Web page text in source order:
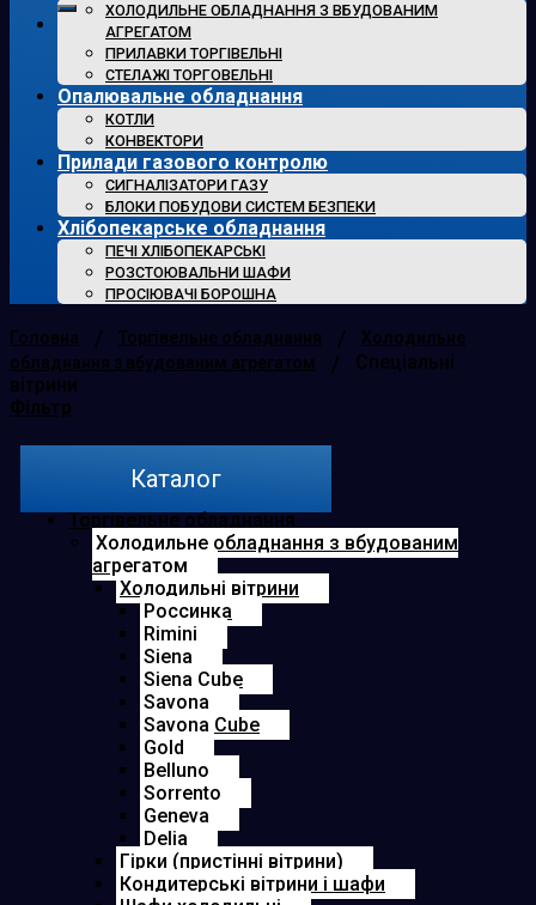
ХОЛОДИЛЬНЕ ОБЛАДНАННЯ З ВБУДОВАНИМ
АГРЕГАТОМ
ПРИЛАВКИ ТОРГІВЕЛЬНІ
СТЕЛАЖІ ТОРГОВЕЛЬНІ
Опалювальне обладнання
КОТЛИ
КОНВЕКТОРИ
Прилади газового контролю
СИГНАЛІЗАТОРИ ГАЗУ
БЛОКИ ПОБУДОВИ СИСТЕМ БЕЗПЕКИ
Хлібопекарське обладнання
ПЕЧІ ХЛІБОПЕКАРСЬКІ
РОЗСТОЮВАЛЬНИ ШАФИ
ПРОСІЮВАЧІ БОРОШНА
Головна / Торгівельне обладнання /
Холодильне
обладнання з вбудованим агрегатом
/
Спеціальні
вітрини
Фільтр
Каталог
Торгівельне обладнання
Холодильне обладнання з вбудованим
агрегатом
Холодильні вітрини
Россинка
Rimini
Siena
Siena Cube
Savona
Savona Cube
Gold
Belluno
Sorrento
Geneva
Delia
Гірки (пристінні вітрини)
Кондитерські вітрини і шафи